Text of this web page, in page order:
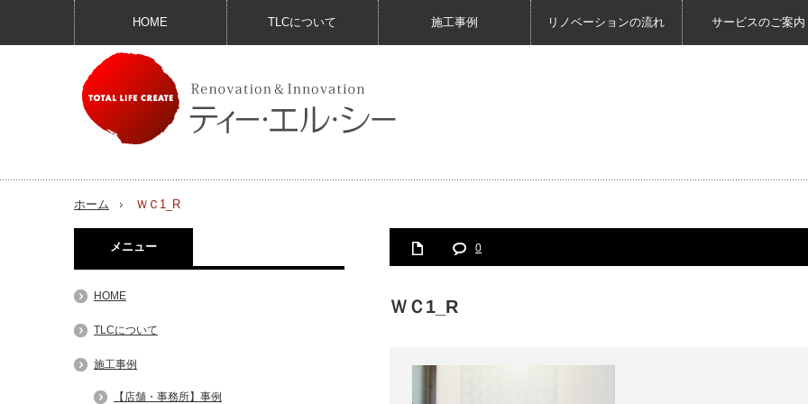
HOME TLCについて 施工事例 リノベーションの流れ サービスのご案内
ホーム ＷＣ1_R
0
ＷＣ1_R
メニュー
HOME
TLCについて
施工事例
【店舗・事務所】事例